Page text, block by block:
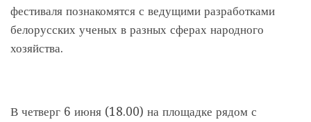
фестиваля познакомятся с ведущими разработками
белорусских ученых в разных сферах народного
хозяйства.
В четверг 6 июня (18.00) на площадке рядом с